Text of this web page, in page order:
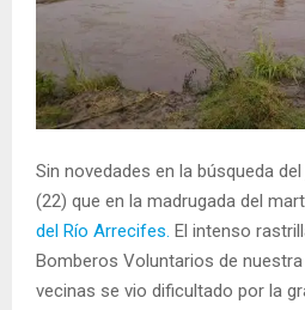
Sin novedades en la búsqueda
(22) que en la madrugada del
del Río Arrecifes. El intenso
Bomberos Voluntarios de
vecinas se vio dificultado por la